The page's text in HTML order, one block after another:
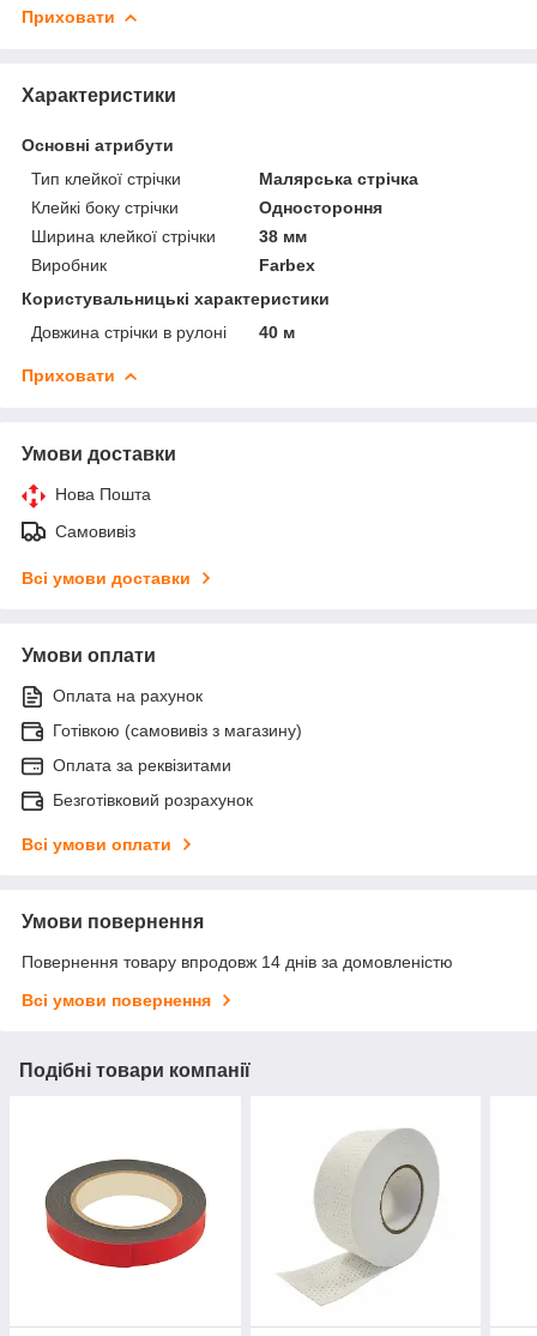
Приховати
Характеристики
Основні атрибути
Тип клейкої стрічки
Малярська стрічка
Клейкі боку стрічки
Одностороння
Ширина клейкої стрічки
38 мм
Виробник
Farbex
Користувальницькі характеристики
Довжина стрічки в рулоні
40 м
Приховати
Умови доставки
Нова Пошта
Самовивіз
Всі умови доставки
Умови оплати
Оплата на рахунок
Готівкою (самовивіз з магазину)
Оплата за реквізитами
Безготівковий розрахунок
Всі умови оплати
Умови повернення
Повернення товару впродовж 14 днів за домовленістю
Всі умови повернення
Подібні товари компанії